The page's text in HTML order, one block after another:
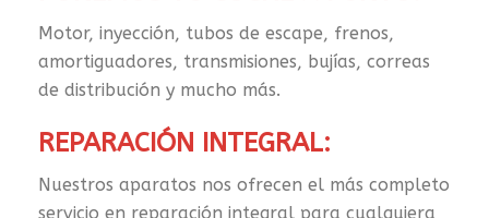
Motor, inyección, tubos de escape, frenos,
amortiguadores, transmisiones, bujías, correas
de distribución y mucho más.
REPARACIÓN INTEGRAL:
Nuestros aparatos nos ofrecen el más completo
servicio en reparación integral para cualquiera